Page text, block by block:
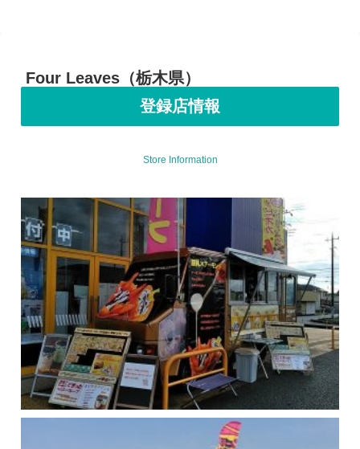
Four Leaves（栃木県）
登録店情報
Store Information